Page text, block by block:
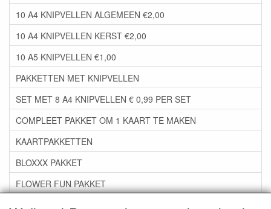
10 A4 KNIPVELLEN ALGEMEEN €2,00
10 A4 KNIPVELLEN KERST €2,00
10 A5 KNIPVELLEN €1,00
PAKKETTEN MET KNIPVELLEN
SET MET 8 A4 KNIPVELLEN € 0,99 PER SET
COMPLEET PAKKET OM 1 KAART TE MAKEN
KAARTPAKKETTEN
BLOXXX PAKKET
FLOWER FUN PAKKET
***GROEP 06*** TAPE/LIJM SNIJMALLEN STEMPELS